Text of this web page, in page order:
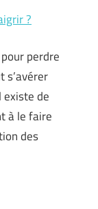
?
perdre
s’avérer
de
à le faire
des